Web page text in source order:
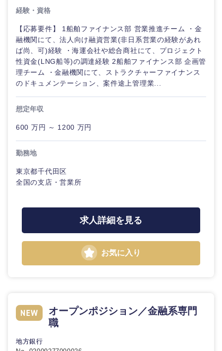
経験・資格
【応募要件】 1船舶ファイナンス部 営業推進チーム ・金
融機関にて、法人向け融資営業(非日系営業の経験があれ
ば尚、可)経験 ・海運会社や総合商社にて、プロジェクト
性資金(LNG船等)の調達経験 2船舶ファイナンス部 企画管
理チーム ・金融機関にて、ストラクチャーファイナンス
のドキュメンテーション、案件途上管理業...
想定年収
600 万円 ～ 1200 万円
勤務地
東京都千代田区
全国の支店・営業所
求人詳細を見る
お気に入り
オープンポジション／金融系専門
職
地方銀行